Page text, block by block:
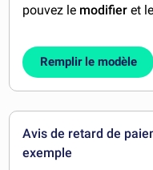
pouvez le modifier et le
Remplir le modèle
Avis de retard de
exemple